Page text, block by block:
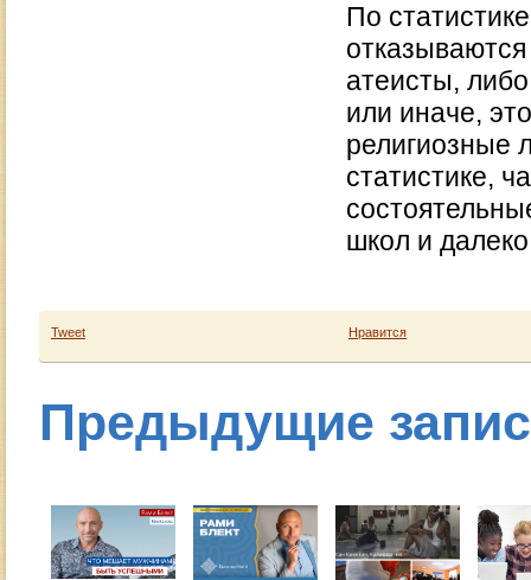
По
атеисты,
или иначе,
религиозные
статистике,
школ и
Tweet Нравится
Предыдущие